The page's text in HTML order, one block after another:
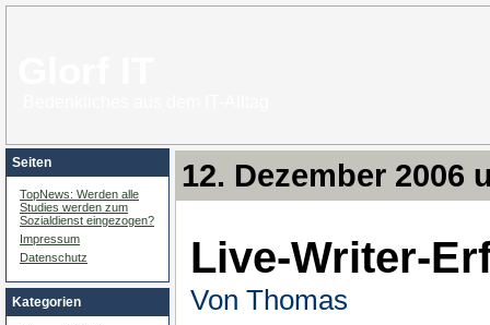
Seiten
TopNews: Werden alle
Studies werden zum
Sozialdienst eingezogen?
Impressum
Datenschutz
Kategorien
12. Dezember 2006
Live-Writer-
Von Thomas